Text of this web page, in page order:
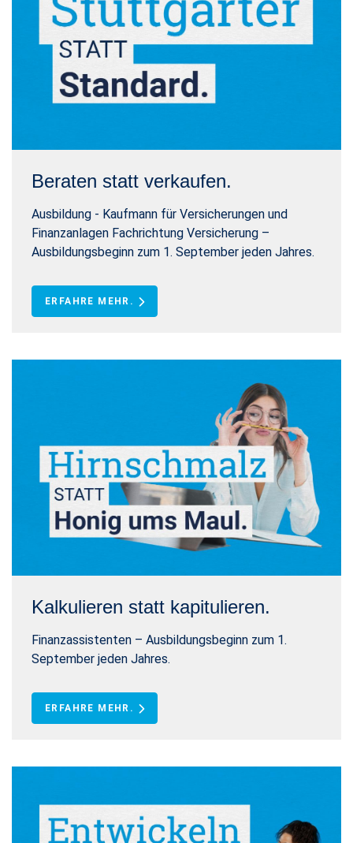
Beraten statt verkaufen.
Ausbildung - Kaufmann für Versicherungen und
Finanzanlagen Fachrichtung Versicherung –
Ausbildungsbeginn zum 1. September jeden Jahres.
ERFAHRE MEHR.
Kalkulieren statt kapitulieren.
Finanzassistenten – Ausbildungsbeginn zum 1.
September jeden Jahres.
ERFAHRE MEHR.